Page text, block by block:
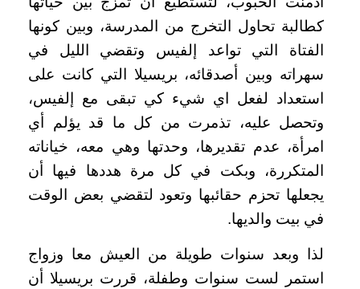
كطالبة تحاول التخرج من المدرسة، وبين كونها
الفتاة التي تواعد إلفيس وتقضي الليل في
سهراته وبين أصدقائه، بريسيلا التي كانت على
استعداد لفعل اي شيء كي تبقى مع إلفيس،
وتحصل عليه، تذمرت من كل ما قد يؤلم أي
امرأة، عدم تقديرها، وحدتها وهي معه، خياناته
المتكررة، وبكت في كل مرة هددها فيها أن
يجعلها تحزم حقائبها وتعود لتقضي بعض الوقت
في بيت والديها.
لذا وبعد سنوات طويلة من العيش معا وزواج
استمر لست سنوات وطفلة، قررت بريسيلا أن